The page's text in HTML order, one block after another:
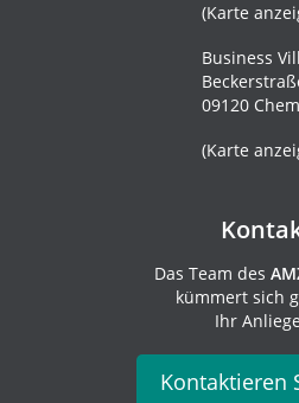
(Karte
Business
09120
(Karte
Das Team des
kümmert sich
Ihr
Kontaktieren